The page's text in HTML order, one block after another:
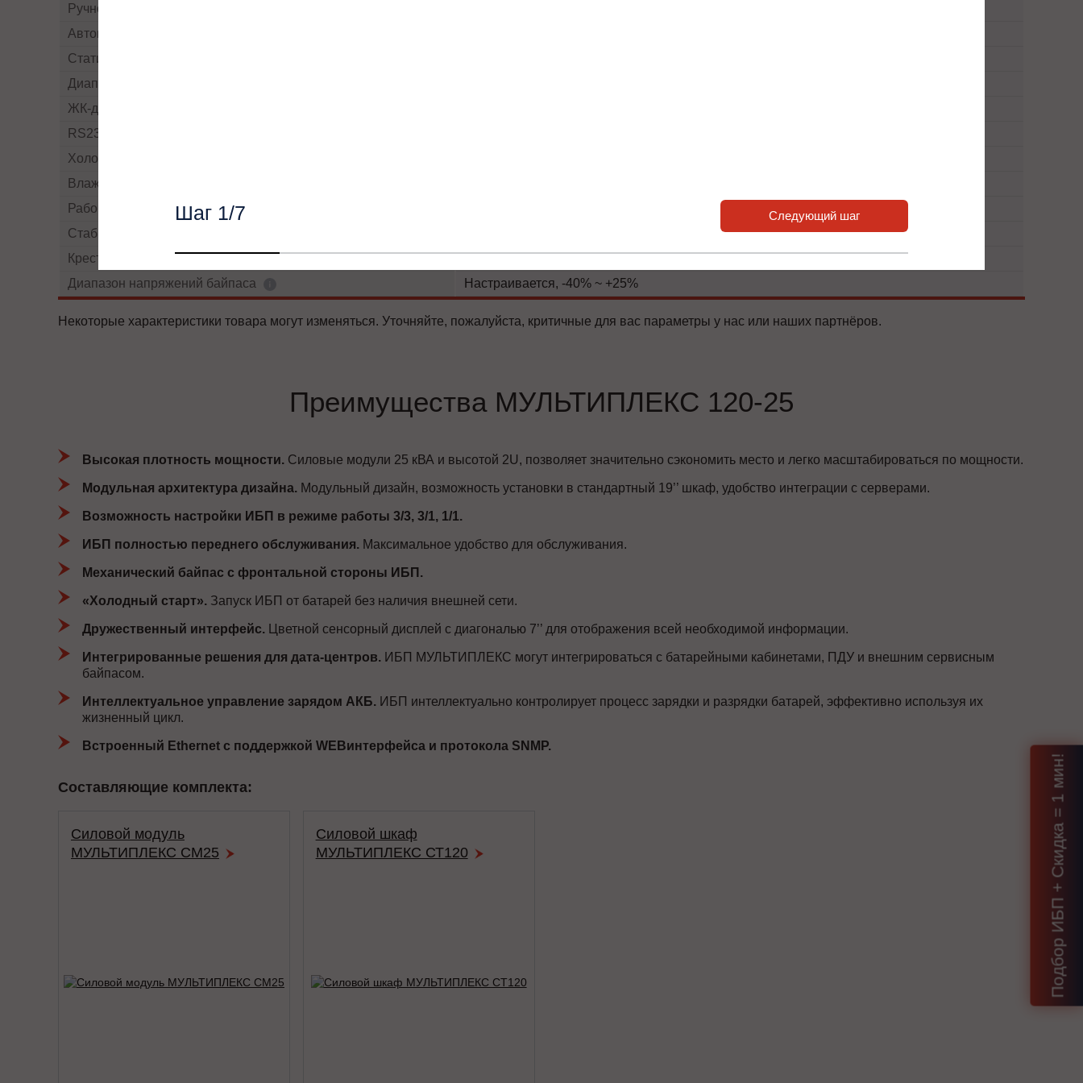
Ручной By-pass
Автоматический By-pass
Статический By-pass
Диапазон напряжений байпасса
ЖК-дисплей
RS232
Холодный старт
Влажность
Рабочие температуры
Cтабильность напряжения
Крест-фактор
3:1
Диапазон напряжений байпаса
Настраивается, -40% ~ +25%
Некоторые характеристики товара могут изменяться. Уточняйте, пожалуйста, критичные для вас параметры у нас или наших партнёров.
Преимущества МУЛЬТИПЛЕКС 120-25
Высокая плотность мощности. Силовые модули 25 кВА и высотой 2U, позволяет значительно сэкономить место и легко масштабироваться по мощности.
Модульная архитектура дизайна. Модульный дизайн, возможность установки в стандартный 19’’ шкаф, удобство интеграции с серверами.
Возможность настройки ИБП в режиме работы 3/3, 3/1, 1/1.
ИБП полностью переднего обслуживания. Максимальное удобство для обслуживания.
Механический байпас с фронтальной стороны ИБП.
«Холодный старт». Запуск ИБП от батарей без наличия внешней сети.
Дружественный интерфейс. Цветной сенсорный дисплей с диагональю 7’’ для отображения всей необходимой информации.
Интегрированные решения для дата-центров. ИБП МУЛЬТИПЛЕКС могут интегрироваться с батарейными кабинетами, ПДУ и внешним сервисным
байпасом.
Интеллектуальное управление зарядом АКБ. ИБП интеллектуально контролирует процесс зарядки и разрядки батарей, эффективно используя их
жизненный цикл.
Встроенный Ethernet с поддержкой WEBинтерфейса и протокола SNMP.
Составляющие комплекта:
Силовой модуль
МУЛЬТИПЛЕКС СМ25
Силовой шкаф
МУЛЬТИПЛЕКС СТ120
Подбор ИБП + Скидка = 1 мин!
Шаг 1/7 Следующий шаг